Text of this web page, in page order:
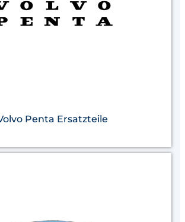
Penta Ersatzteile